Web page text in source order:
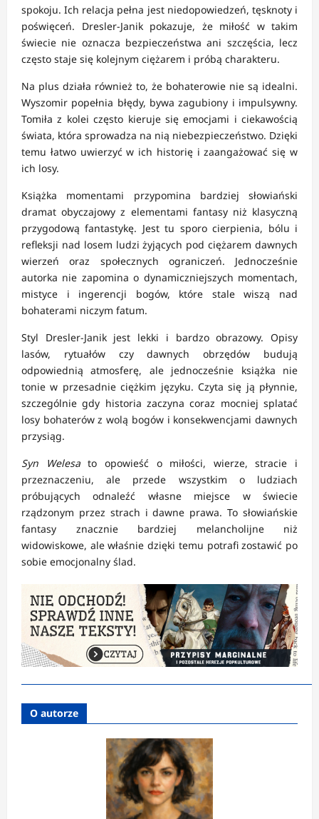
spokoju. Ich relacja pełna jest niedopowiedzeń, tęsknoty i
poświęceń. Dresler-Janik pokazuje, że miłość w takim
świecie nie oznacza bezpieczeństwa ani szczęścia, lecz
często staje się kolejnym ciężarem i próbą charakteru.
Na plus działa również to, że bohaterowie nie są idealni.
Wyszomir popełnia błędy, bywa zagubiony i impulsywny.
Tomiła z kolei często kieruje się emocjami i ciekawością
świata, która sprowadza na nią niebezpieczeństwo. Dzięki
temu łatwo uwierzyć w ich historię i zaangażować się w
ich losy.
Książka momentami przypomina bardziej słowiański
dramat obyczajowy z elementami fantasy niż klasyczną
przygodową fantastykę. Jest tu sporo cierpienia, bólu i
refleksji nad losem ludzi żyjących pod ciężarem dawnych
wierzeń oraz społecznych ograniczeń. Jednocześnie
autorka nie zapomina o dynamiczniejszych momentach,
mistyce i ingerencji bogów, które stale wiszą nad
bohaterami niczym fatum.
Styl Dresler-Janik jest lekki i bardzo obrazowy. Opisy
lasów, rytuałów czy dawnych obrzędów budują
odpowiednią atmosferę, ale jednocześnie książka nie
tonie w przesadnie ciężkim języku. Czyta się ją płynnie,
szczególnie gdy historia zaczyna coraz mocniej splatać
losy bohaterów z wolą bogów i konsekwencjami dawnych
przysiąg.
Syn Welesato opowieść o miłości, wierze, stracie i
przeznaczeniu, ale przede wszystkim o ludziach
próbujących odnaleźć własne miejsce w świecie
rządzonym przez strach i dawne prawa. To słowiańskie
fantasy znacznie bardziej melancholijne niż
widowiskowe, ale właśnie dzięki temu potrafi zostawić po
sobie emocjonalny ślad.
O autorze